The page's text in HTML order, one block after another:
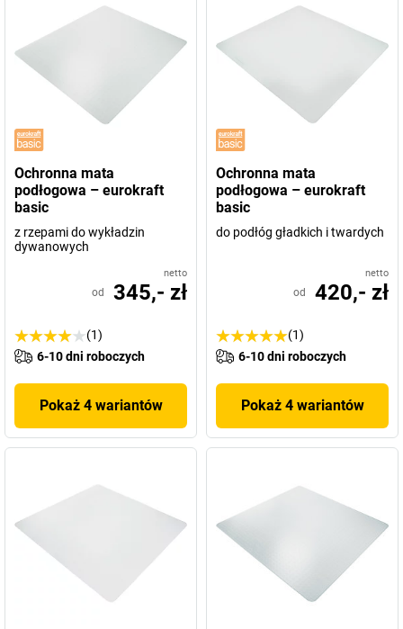
Ochronna mata
podłogowa – eurokraft
basic
z rzepami do wykładzin
dywanowych
netto
od 345,- zł
(1)
6-10 dni roboczych
Pokaż 4 wariantów
Ochronna mata
podłogowa – eurokraft
basic
do podłóg gładkich i twardych
netto
od 420,- zł
(1)
6-10 dni roboczych
Pokaż 4 wariantów